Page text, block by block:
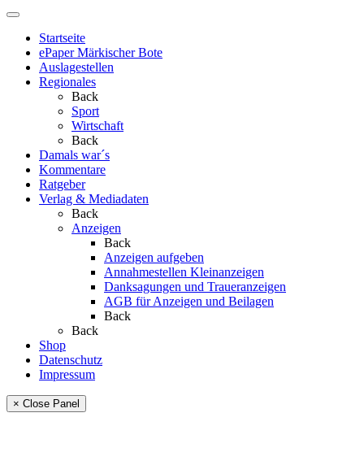
Startseite
ePaper Märkischer Bote
Auslagestellen
Regionales
Back
Sport
Wirtschaft
Back
Damals war´s
Kommentare
Ratgeber
Verlag & Mediadaten
Back
Anzeigen
Back
Anzeigen aufgeben
Annahmestellen Kleinanzeigen
Danksagungen und Traueranzeigen
AGB für Anzeigen und Beilagen
Back
Back
Shop
Datenschutz
Impressum
× Close Panel